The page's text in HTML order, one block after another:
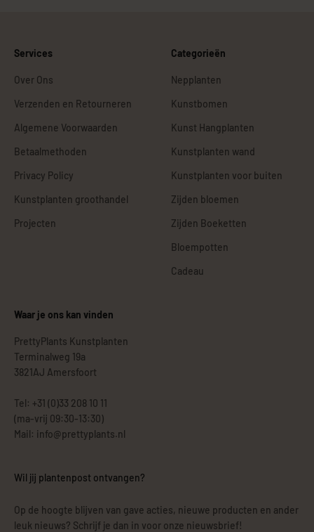
Services
Over Ons
Verzenden en Retourneren
Algemene Voorwaarden
Betaalmethoden
Privacy Policy
Kunstplanten groothandel
Projecten
Categorieën
Nepplanten
Kunstbomen
Kunst Hangplanten
Kunstplanten wand
Kunstplanten voor buiten
Zijden bloemen
Zijden Boeketten
Bloempotten
Cadeau
Waar je ons kan vinden
PrettyPlants Kunstplanten
Terminalweg 19a
3821AJ Amersfoort
Tel: +31 (0)33 208 10 11
(ma-vrij 09:30-13:30)
Mail: info@prettyplants.nl
Wil jij plantenpost ontvangen?
Op de hoogte blijven van gave acties, nieuwe producten en ander
leuk nieuws? Schrijf je dan in voor onze nieuwsbrief!